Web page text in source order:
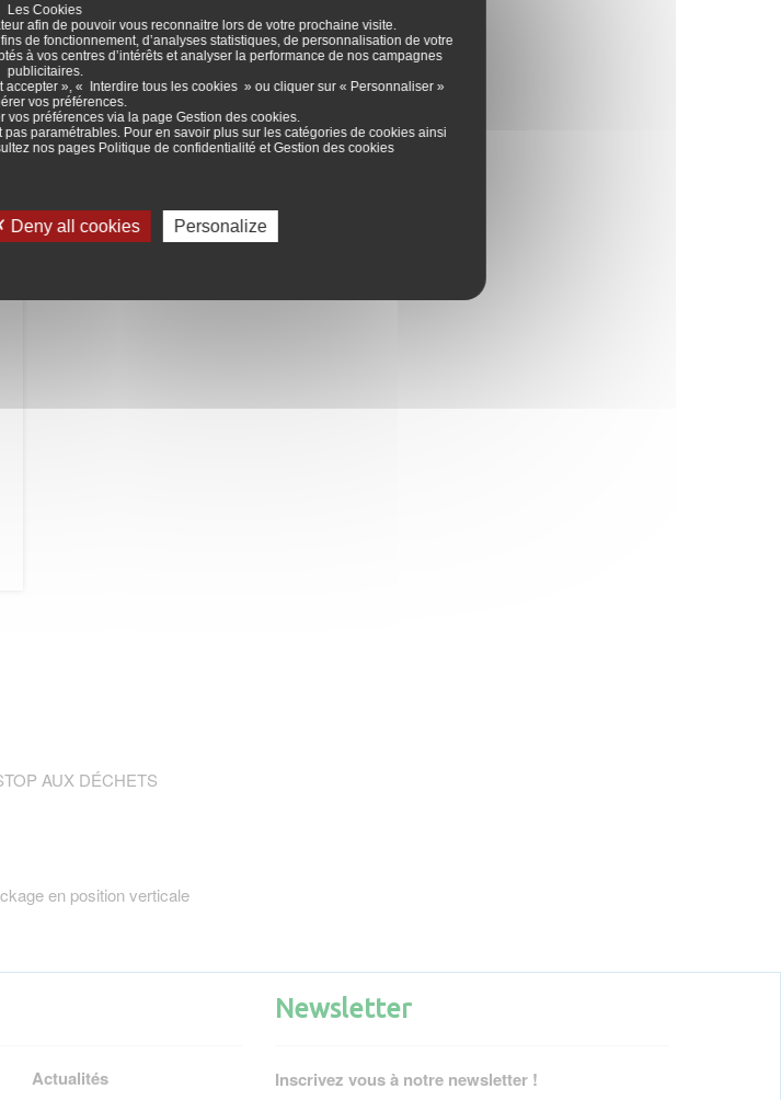
AUX DÉCHETS
en position verticale
Newsletter
Inscrivez vous à notre newsletter !
Les Cookies
afin de pouvoir vous reconnaitre lors de votre prochaine visite.
de fonctionnement, d’analyses statistiques, de personnalisation de votre
à vos centres d’intérêts et analyser la performance de nos campagnes
publicitaires.
», « Interdire tous les cookies » ou cliquer sur « Personnaliser »
vos préférences.
vos préférences via la page Gestion des cookies.
paramétrables. Pour en savoir plus sur les catégories de cookies ainsi
nos pages Politique de confidentialité et Gestion des cookies
Deny all cookies Personalize